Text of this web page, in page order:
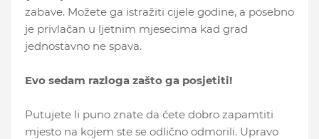
zabave. Možete ga istražiti cijele godine, a posebno
je privlačan u ljetnim mjesecima kad grad
jednostavno ne spava.
Evo sedam razloga zašto ga posjetiti!
Putujete li puno znate da ćete dobro zapamtiti
mjesto na kojem ste se odlično odmorili. Upravo